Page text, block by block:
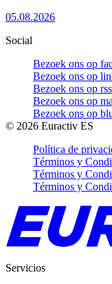
05.08.2026
Social
Bezoek ons op
Bezoek ons op
Bezoek ons op
Bezoek ons op
Bezoek ons op
© 2026 Euractiv ES
Política de
Términos y
Términos y
Términos y
Servicios